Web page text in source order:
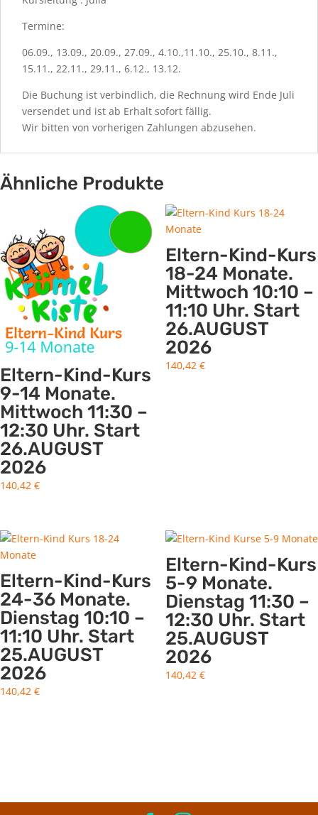
Termine:
06.09., 13.09., 20.09., 27.09., 4.10.,11.10., 25.10., 8.11.,
15.11., 22.11., 29.11., 6.12., 13.12.
Die Buchung ist verbindlich, die Rechnung wird Ende Juli
versendet und ist ab Erhalt sofort fällig.
Wir bitten von vorherigen Zahlungen abzusehen.
Ähnliche Produkte
Eltern-Kind-Kurs
9-14 Monate.
Mittwoch 11:30 –
12:30 Uhr. Start
26.AUGUST
2026
140,42 €
Eltern-Kind-Kurs
18-24 Monate.
Mittwoch 10:10 –
11:10 Uhr. Start
26.AUGUST
2026
140,42 €
Eltern-Kind-Kurs
24-36 Monate.
Dienstag 10:10 –
11:10 Uhr. Start
25.AUGUST
2026
140,42 €
Eltern-Kind-Kurs
5-9 Monate.
Dienstag 11:30 –
12:30 Uhr. Start
25.AUGUST
2026
140,42 €